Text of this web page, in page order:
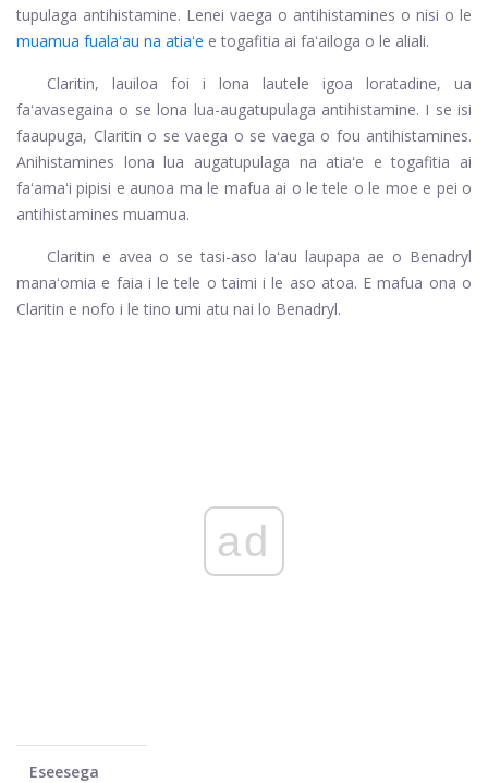
tupulaga antihistamine. Lenei vaega o antihistamines o nisi o le
muamua fualaʻau na atiaʻe e togafitia ai faʻailoga o le aliali.
Claritin, lauiloa foi i lona lautele igoa loratadine, ua
faʻavasegaina o se lona lua-augatupulaga antihistamine. I se isi
faaupuga, Claritin o se vaega o se vaega o fou antihistamines.
Anihistamines lona lua augatupulaga na atiaʻe e togafitia ai
faʻamaʻi pipisi e aunoa ma le mafua ai o le tele o le moe e pei o
antihistamines muamua.
Claritin e avea o se tasi-aso laʻau laupapa ae o Benadryl
manaʻomia e faia i le tele o taimi i le aso atoa. E mafua ona o
Claritin e nofo i le tino umi atu nai lo Benadryl.
ad
Eseesega